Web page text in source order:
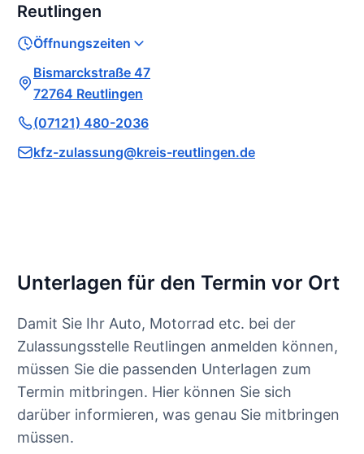
Reutlingen
Öffnungszeiten
Bismarckstraße 47
72764 Reutlingen
(07121) 480-2036
kfz-zulassung@kreis-reutlingen.de
Unterlagen für den Termin vor Ort
Damit Sie Ihr Auto, Motorrad etc. bei der
Zulassungsstelle Reutlingen anmelden können,
müssen Sie die passenden Unterlagen zum
Termin mitbringen. Hier können Sie sich
darüber informieren, was genau Sie mitbringen
müssen.